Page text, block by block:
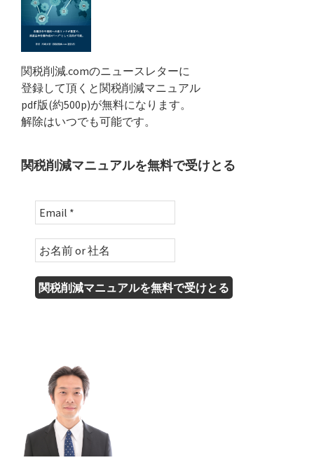
関税削減.comのニュースレターに
登録して頂くと関税削減マニュアル
pdf版(約500p)が無料になります。
解除はいつでも可能です。
関税削減マニュアルを無料で受けとる